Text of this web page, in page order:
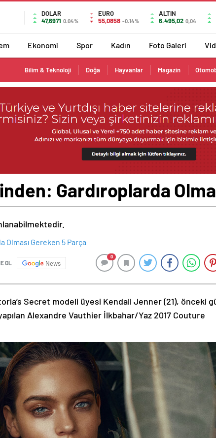
DOLAR
47,6971 0.04%
EURO
55,0858 -0.14%
ALTIN
6.495,02 0,04
Ekonomi Spor Kadın Foto Galeri
Bilim & Teknoloji Doğa Hayvanlar Magazin
Gardıroplarda
OL News
0
Secret modeli üyesi Kendall Jenner (21), önceki
Alexandre Vauthier İlkbahar/Yaz 2017 Couture